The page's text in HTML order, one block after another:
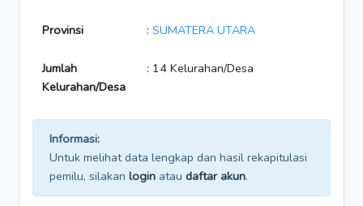
Provinsi : SUMATERA UTARA
Jumlah
Kelurahan/Desa
: 14 Kelurahan/Desa
Informasi:
Untuk melihat data lengkap dan hasil rekapitulasi
pemilu, silakan login atau daftar akun.